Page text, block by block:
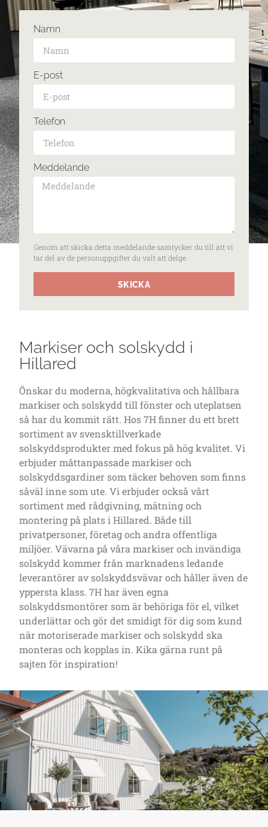
Namn
E-post
Telefon
Meddelande
Genom att skicka detta meddelande samtycker du till att vi
tar del av de personuppgifter du valt att delge.
SKICKA
Markiser och solskydd i
Hillared
Önskar du moderna, högkvalitativa och hållbara
markiser och solskydd till fönster och uteplatsen
så har du kommit rätt. Hos 7H finner du ett brett
sortiment av svensktillverkade
solskyddsprodukter med fokus på hög kvalitet. Vi
erbjuder måttanpassade markiser och
solskyddsgardiner som täcker behoven som finns
såväl inne som ute. Vi erbjuder också vårt
sortiment med rådgivning, mätning och
montering på plats i Hillared. Både till
privatpersoner, företag och andra offentliga
miljöer. Vävarna på våra markiser och invändiga
solskydd kommer från marknadens ledande
leverantörer av solskyddsvävar och håller även de
yppersta klass. 7H har även egna
solskyddsmontörer som är behöriga för el, vilket
underlättar och gör det smidigt för dig som kund
när motoriserade markiser och solskydd ska
monteras och kopplas in. Kika gärna runt på
sajten för inspiration!